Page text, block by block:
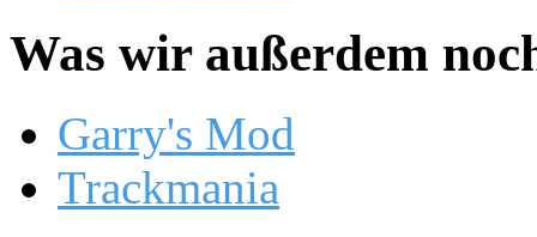
Was wir außerdem
Garry's Mod
Trackmania